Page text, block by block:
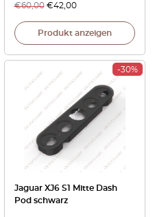
€60,00 €42,00
Produkt anzeigen
-30%
Jaguar XJ6 S1 Mitte Dash
Pod schwarz